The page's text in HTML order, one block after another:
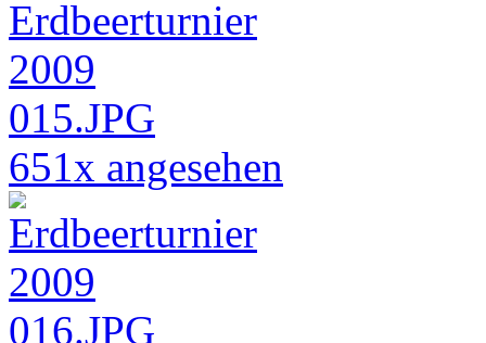
651x angesehen